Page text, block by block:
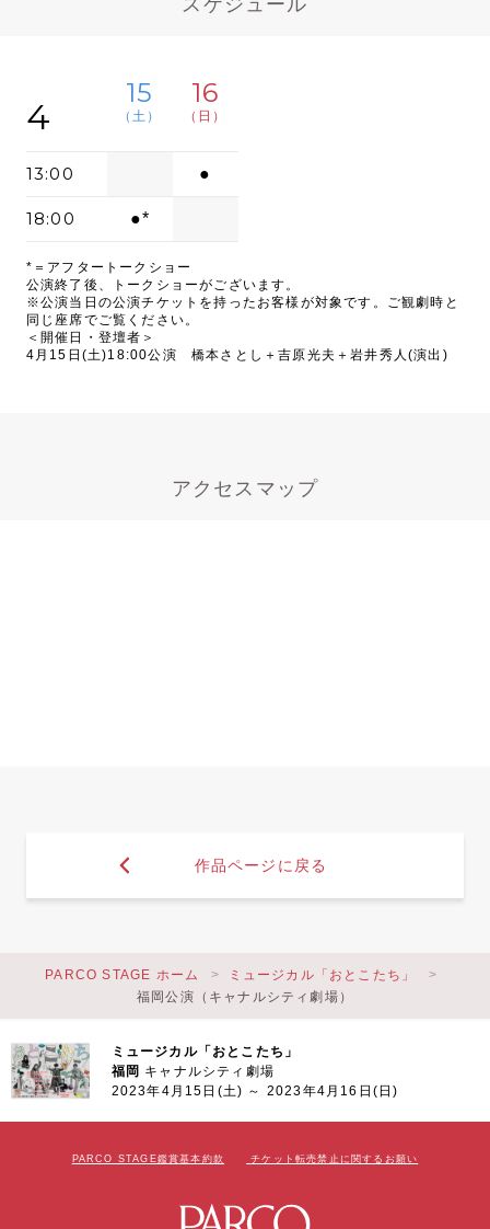
4
15
（土）
16
（日）
13:00 ●
18:00 ●*
*＝アフタートークショー
公演終了後、トークショーがございます。
※公演当日の公演チケットを持ったお客様が対象です。ご観劇時と
同じ座席でご覧ください。
＜開催日・登壇者＞
4月15日(土)18:00公演 橋本さとし＋吉原光夫＋岩井秀人(演出)
アクセスマップ
作品ページに戻る
ミュージカル「おとこたち」
福岡 キャナルシティ劇場
2023年4月15日(土) ～ 2023年4月16日(日)
PARCO STAGE ホーム
ミュージカル「おとこたち」
福岡公演（キャナルシティ劇場）
PARCO STAGE鑑賞基本約款 チケット転売禁止に関するお願い